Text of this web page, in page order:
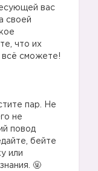
вас
своей
что их
всё сможете!
пар. Не
не
повод
бейте
или
🤬